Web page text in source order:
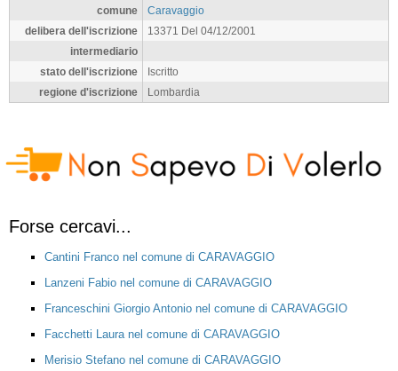
comune
Caravaggio
delibera dell'iscrizione
13371 Del 04/12/2001
intermediario
stato dell'iscrizione
Iscritto
regione d'iscrizione
Lombardia
Forse cercavi...
Cantini Franco nel comune di CARAVAGGIO
Lanzeni Fabio nel comune di CARAVAGGIO
Franceschini Giorgio Antonio nel comune di CARAVAGGIO
Facchetti Laura nel comune di CARAVAGGIO
Merisio Stefano nel comune di CARAVAGGIO